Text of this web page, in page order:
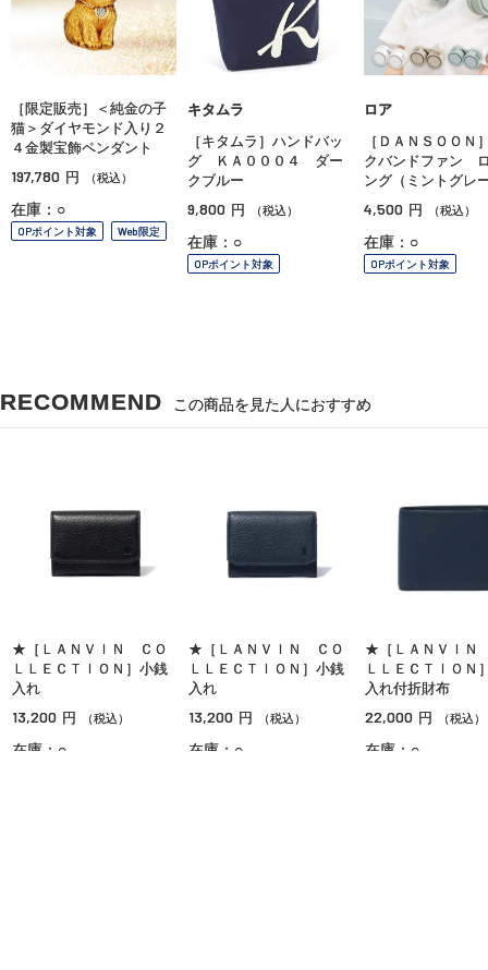
［限定販売］＜純金の子
猫＞ダイヤモンド入り２
４金製宝飾ペンダント
197,780 円 （税込）
在庫：○
OPポイント対象 Web限定
キタムラ
［キタムラ］ハンドバッ
グ ＫＡ０００４ ダー
クブルー
9,800 円 （税込）
在庫：○
OPポイント対象
ロア
［ＤＡＮＳＯＯＮ
クバンドファン
ング（ミントグレ
4,500 円 （税込）
在庫：○
OPポイント対象
RECOMMEND この商品を見た人におすすめ
★［ＬＡＮＶＩＮ ＣＯ
ＬＬＥＣＴＩＯＮ］小銭
入れ
13,200 円 （税込）
在庫：○
★［ＬＡＮＶＩＮ ＣＯ
ＬＬＥＣＴＩＯＮ］小銭
入れ
13,200 円 （税込）
在庫：○
★［ＬＡＮＶＩＮ
ＬＬＥＣＴＩＯＮ
入れ付折財布
22,000 円 （税込）
在庫：○